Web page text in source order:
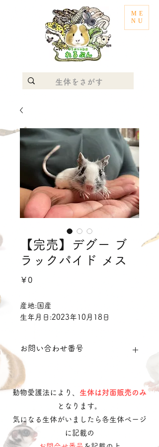
ME
NU
【完売】デグー ブ
ラックパイド メス
￥0価
産地:国産
生年月日:2023年10月18日
お問い合わせ番号
動物愛護法により、 生体は対面販売のみ
となります。
気になる生体がいましたら各生体ページ
に記載の